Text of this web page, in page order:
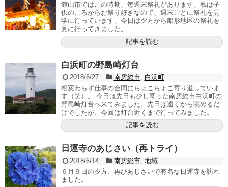
館山市ではこの時期、毎週末祭礼があります。私は子
供のころからお祭り好きなので、週末ごとに祭礼を見
学に行っています。今日は夕方から船形地区の祭礼を
見に行ってきました。
記事を読む
白浜町の野島崎灯台
2018/6/27 南房総市, 白浜町
相変わらず仕事の合間にちょこちょこ寄り道していま
す（笑）。 今日は先日も少し寄った南房総市白浜町の
野島崎灯台へ来てみました。先日は遠くから眺めるだ
けでしたが、今回は灯台近くまで行ってみました。
記事を読む
日運寺のあじさい（再トライ）
2018/6/14 南房総市, 地域
６月９日の夕方、再びあじさいで有名な日運寺を訪れ
ました。